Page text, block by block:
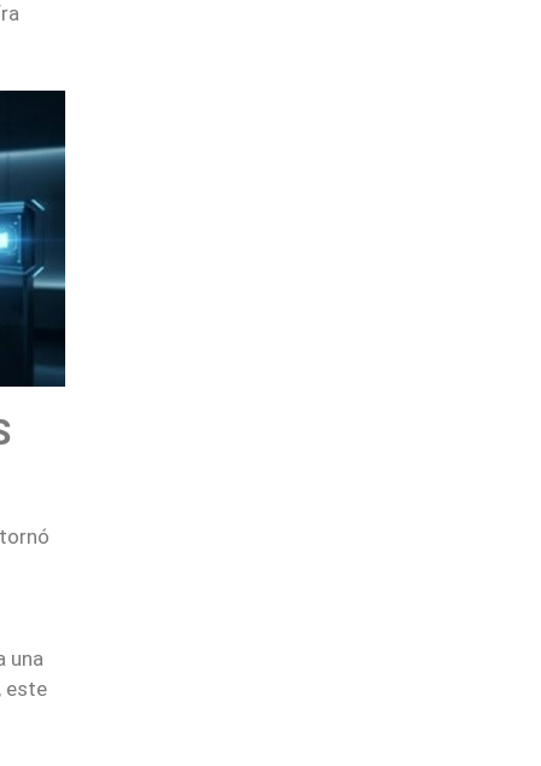
una
este